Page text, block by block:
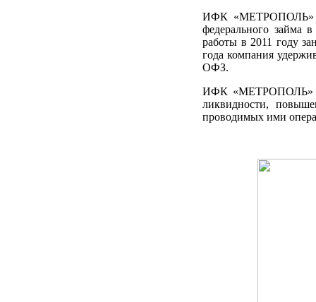
ИФК «МЕТРОПОЛЬ»
федерального займа
работы в 2011 году
года компания
ОФЗ.
ИФК «МЕТРОПОЛЬ»
ликвидности,
проводимых ими